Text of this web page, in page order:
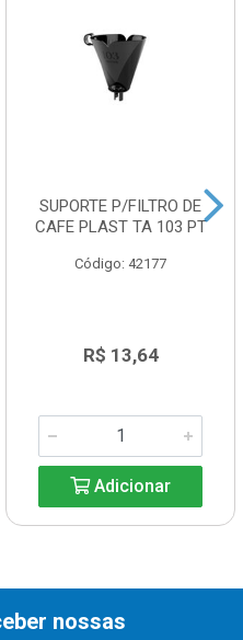
SUPORTE P/FILTRO DE
CAFE PLAST TA 103 PT
Código: 42177
R$ 13,64
Adicionar
nossas